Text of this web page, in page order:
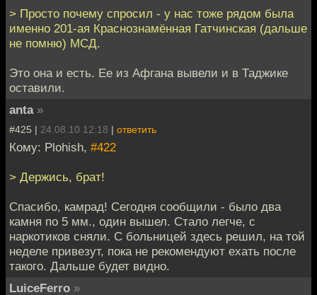
> Просто почему спросил - у нас тоже рядом была
именно 201-ая Краснознамённая Гатчинская (дальше
не помню) МСД.
Это она и есть. Ее из Афгана вывели и в Таджике
оставили.
anta »
#425 | 24.08.10 12:18 | ответить
Кому: Plohish, #422
> Держись, брат!
Спасибо, камрад! Сегодня сообщили - было два
камня по 5 мм., один вышел. Стало легче, с
наркотиков сняли. С больницей здесь решил, на той
неделе привезут, пока не рекомендуют ехать после
такого. Дальше будет видно.
LuiceFerro »